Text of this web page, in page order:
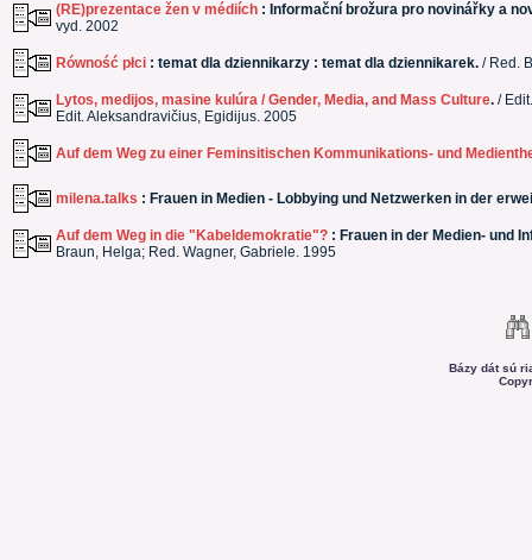
(RE)prezentace žen v médiích : Informační brožura pro novinářky a
vyd. 2002
Równość płci : temat dla dziennikarzy : temat dla dziennikarek. / Red.
Lytos, medijos, masine kulúra / Gender, Media, and Mass Culture. /
Edit. Aleksandravičius, Egidijus. 2005
Auf dem Weg zu einer Feminsitischen Kommunikations- und
milena.talks : Frauen in Medien - Lobbying und Netzwerken in der
Auf dem Weg in die "Kabeldemokratie"? : Frauen in der Medien- und
Braun, Helga; Red. Wagner, Gabriele. 1995
Bázy dát sú